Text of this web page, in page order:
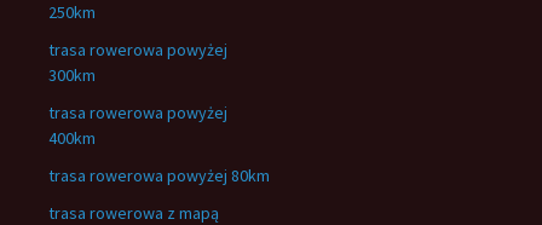
250km
trasa rowerowa powyżej
300km
trasa rowerowa powyżej
400km
trasa rowerowa powyżej 80km
trasa rowerowa z mapą